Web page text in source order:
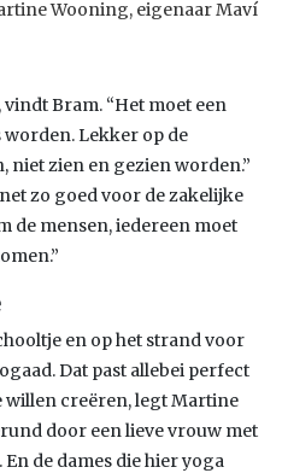
Wooning, eigenaar Maví
Bram. “Het moet een
Lekker op de
zien en gezien worden.”
zo goed voor de zakelijke
de mensen, iedereen moet
en op het strand voor
Dat past allebei perfect
willen creëren, legt Martine
door een lieve vrouw met
de dames die hier yoga